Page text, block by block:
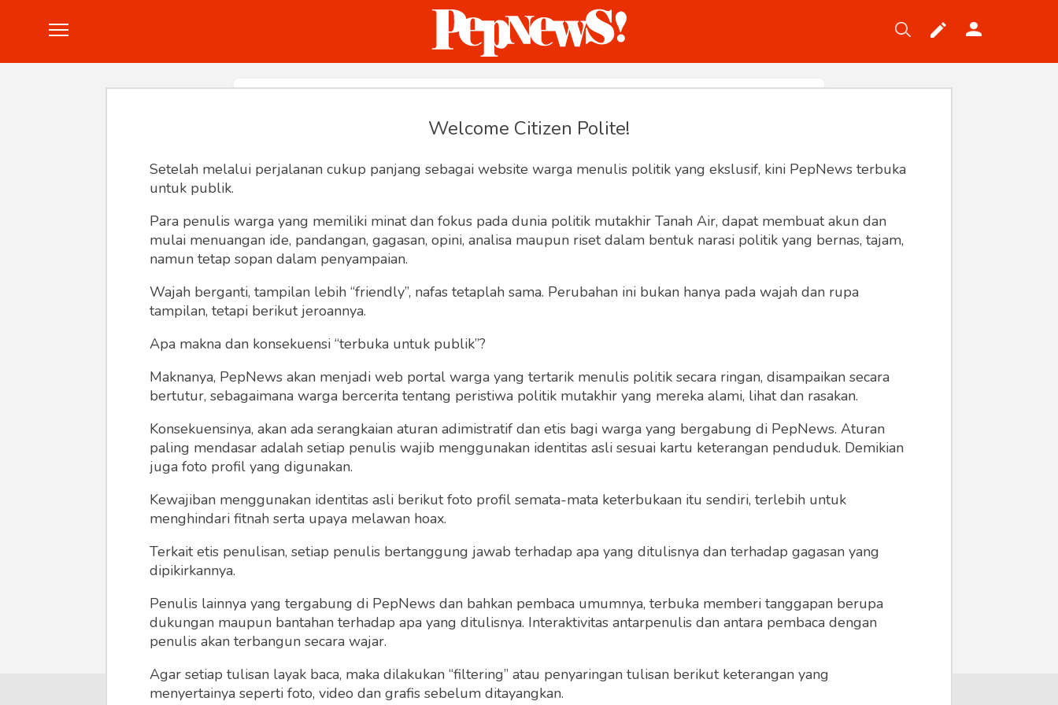
Politik Konstitusi Hankam Internasional Bisnis Humaniora Sketsa Tekno Gaya Wisata Wanita
Join Pepnews
Saya setuju denganterm dan kondisi
Welcome Citizen Polite!
Setelah melalui perjalanan cukup panjang sebagai website warga menulis politik yang ekslusif, kini PepNews terbuka
untuk publik.
Para penulis warga yang memiliki minat dan fokus pada dunia politik mutakhir Tanah Air, dapat membuat akun dan
mulai menuangan ide, pandangan, gagasan, opini, analisa maupun riset dalam bentuk narasi politik yang bernas, tajam,
namun tetap sopan dalam penyampaian.
Wajah berganti, tampilan lebih “friendly”, nafas tetaplah sama. Perubahan ini bukan hanya pada wajah dan rupa
tampilan, tetapi berikut jeroannya.
Apa makna dan konsekuensi “terbuka untuk publik”?
Maknanya, PepNews akan menjadi web portal warga yang tertarik menulis politik secara ringan, disampaikan secara
bertutur, sebagaimana warga bercerita tentang peristiwa politik mutakhir yang mereka alami, lihat dan rasakan.
Konsekuensinya, akan ada serangkaian aturan adimistratif dan etis bagi warga yang bergabung di PepNews. Aturan
paling mendasar adalah setiap penulis wajib menggunakan identitas asli sesuai kartu keterangan penduduk. Demikian
juga foto profil yang digunakan.
Kewajiban menggunakan identitas asli berikut foto profil semata-mata keterbukaan itu sendiri, terlebih untuk
menghindari fitnah serta upaya melawan hoax.
Terkait etis penulisan, setiap penulis bertanggung jawab terhadap apa yang ditulisnya dan terhadap gagasan yang
dipikirkannya.
Penulis lainnya yang tergabung di PepNews dan bahkan pembaca umumnya, terbuka memberi tanggapan berupa
dukungan maupun bantahan terhadap apa yang ditulisnya. Interaktivitas antarpenulis dan antara pembaca dengan
penulis akan terbangun secara wajar.
Agar setiap tulisan layak baca, maka dilakukan “filtering” atau penyaringan tulisan berikut keterangan yang
menyertainya seperti foto, video dan grafis sebelum ditayangkan.